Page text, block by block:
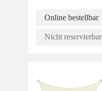
Online bestellbar
Nicht reservierbar